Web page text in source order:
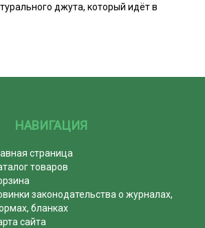
джута, который идёт в
НАВИГАЦИЯ
страница
товаров
законодательства о журналах,
бланках
сайта